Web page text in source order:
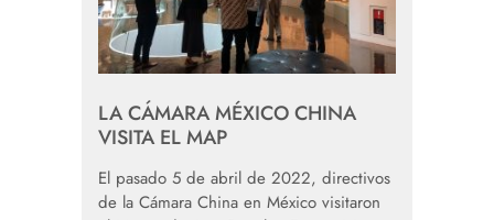
LA CÁMARA MÉXICO CHINA
VISITA EL MAP
El pasado 5 de abril de 2022, directivos
de la Cámara China en México visitaron